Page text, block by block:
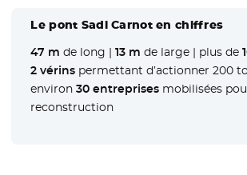
Le pont Sadi Carnot en chiffres
47 m de long |13 m de large | plus de
2 vérins permettant d’actionner 200
environ30 entreprises mobilisées
reconstruction